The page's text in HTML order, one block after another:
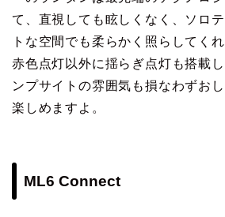
て、直視しても眩しくなく、ソロ
トな空間でも柔らかく照らしてくれ
赤色点灯以外に揺らぎ点灯も搭載
ンプサイトの雰囲気も損なわずお
楽しめますよ。
ML6 Connect